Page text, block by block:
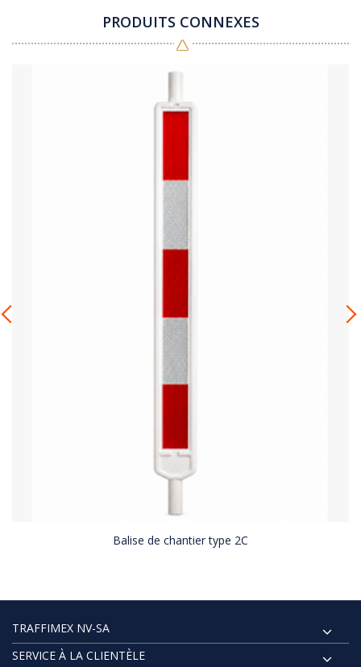
PRODUITS CONNEXES
Balise de chantier type 2C
TRAFFIMEX NV-SA
SERVICE À LA CLIENTÈLE